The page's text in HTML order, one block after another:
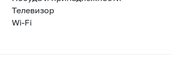
Телевизор
Wi-Fi